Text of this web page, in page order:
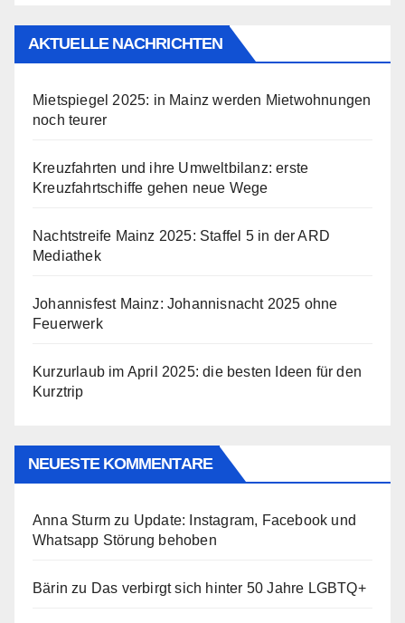
AKTUELLE NACHRICHTEN
Mietspiegel 2025: in Mainz werden Mietwohnungen
noch teurer
Kreuzfahrten und ihre Umweltbilanz: erste
Kreuzfahrtschiffe gehen neue Wege
Nachtstreife Mainz 2025: Staffel 5 in der ARD
Mediathek
Johannisfest Mainz: Johannisnacht 2025 ohne
Feuerwerk
Kurzurlaub im April 2025: die besten Ideen für den
Kurztrip
NEUESTE KOMMENTARE
Anna Sturm zu Update: Instagram, Facebook und
Whatsapp Störung behoben
Bärin zu Das verbirgt sich hinter 50 Jahre LGBTQ+